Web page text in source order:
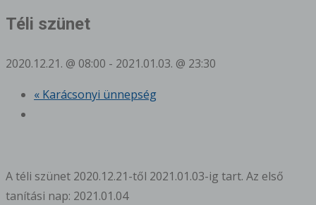
Téli szünet
2020.12.21. @ 08:00 - 2021.01.03. @ 23:30
« Karácsonyi ünnepség
A téli szünet 2020.12.21-től 2021.01.03-ig tart. Az első
tanítási nap: 2021.01.04